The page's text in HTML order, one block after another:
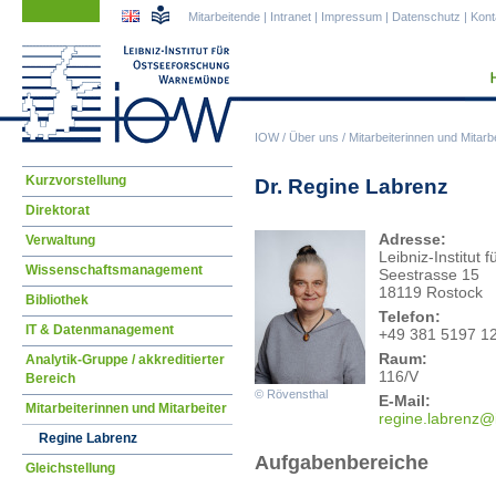
IOW/ Über uns / Mitarbeiterinnen und
Mitarbeitende | Intranet | Impressum | Datenschutz |
Dr. Regine Labrenz
© Rövensthal
Adresse:
Leibniz-Institut
Seestrasse 15
18119 Rostock
Telefon:
+49 381 5197
Raum:
116/V
E-Mail:
regi
Aufgabenbereiche
Navigation
Kurzvorstellung
Direktorat
Verwaltung
Wissenschaftsmanagement
Bibliothek
IT & Datenmanagement
Analytik-Gruppe / akkreditierter
Bereich
Mitarbeiterinnen und Mitarbeiter
Regine Labrenz
Gleichstellung